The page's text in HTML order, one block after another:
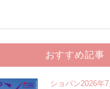
おすすめ記事
ショパン2026年